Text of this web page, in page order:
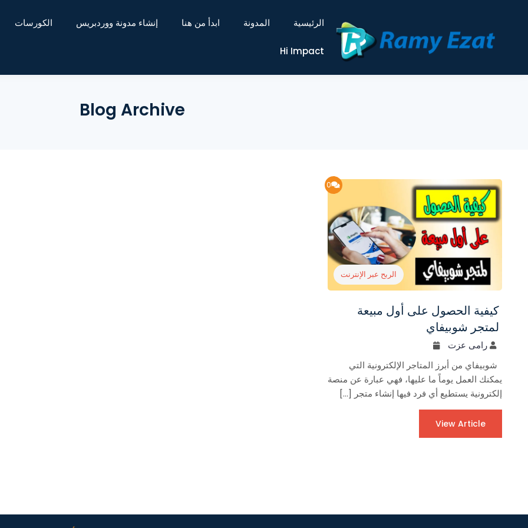
الرئيسية المدونة ابدأ من هنا إنشاء مدونة ووردبريس الكورسات
Hi Impact
Blog Archive
0
الربح عبر الإنترنت
كيفية الحصول على أول مبيعة
لمتجر شوبيفاي
رامى عزت
شوبيفاي من أبرز المتاجر الإلكترونية التي
يمكنك العمل يوماً ما عليها، فهي عبارة عن منصة
إلكترونية يستطيع أي فرد فيها إنشاء متجر […]
View Article